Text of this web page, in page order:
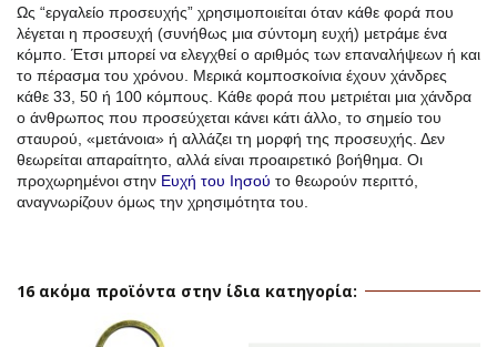
Ως “εργαλείο προσευχής” χρησιμοποιείται όταν κάθε φορά που
λέγεται η προσευχή (συνήθως μια σύντομη ευχή) μετράμε ένα
κόμπο. Έτσι μπορεί να ελεγχθεί ο αριθμός των επαναλήψεων ή και
το πέρασμα του χρόνου. Μερικά κομποσκοίνια έχουν χάνδρες
κάθε 33, 50 ή 100 κόμπους. Κάθε φορά που μετριέται μια χάνδρα
ο άνθρωπος που προσεύχεται κάνει κάτι άλλο, το σημείο του
σταυρού, «μετάνοια» ή αλλάζει τη μορφή της προσευχής. Δεν
θεωρείται απαραίτητο, αλλά είναι προαιρετικό βοήθημα. Οι
προχωρημένοι στην Ευχή του Ιησού το θεωρούν περιττό,
αναγνωρίζουν όμως την χρησιμότητα του.
16 ακόμα προϊόντα στην ίδια κατηγορία: